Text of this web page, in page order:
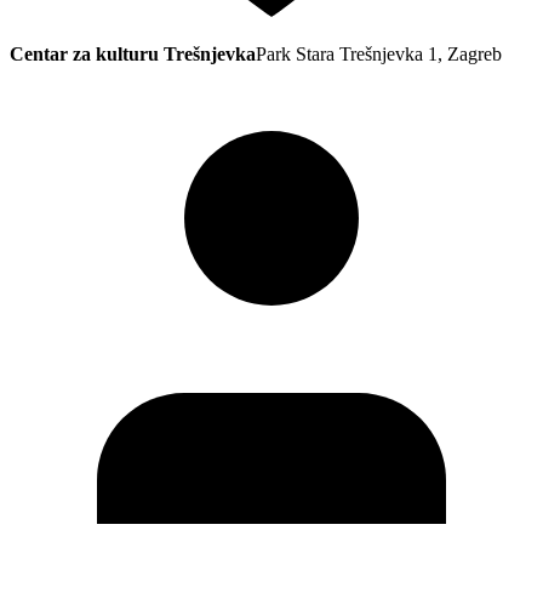
Centar za kulturu TrešnjevkaPark Stara Trešnjevka 1, Zagreb